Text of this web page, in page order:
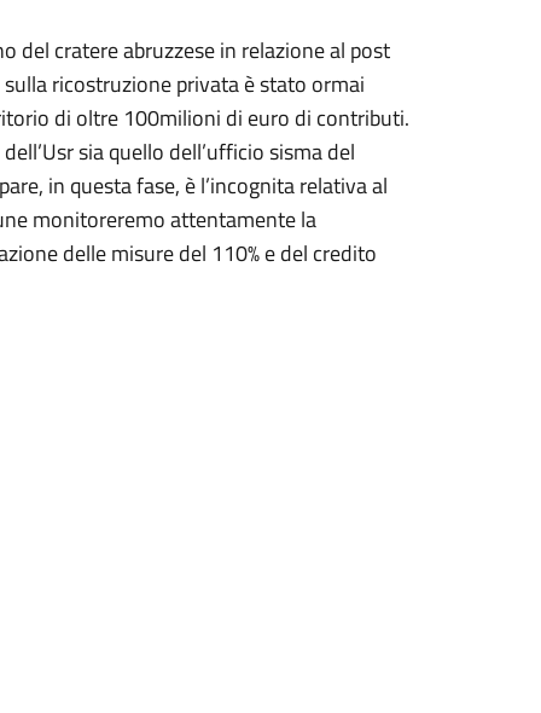
del cratere abruzzese in relazione al post
ricostruzione privata è stato ormai
di oltre 100milioni di euro di contributi.
sia quello dell’ufficio sisma del
in questa fase, è l’incognita relativa al
monitoreremo attentamente la
delle misure del 110% e del credito